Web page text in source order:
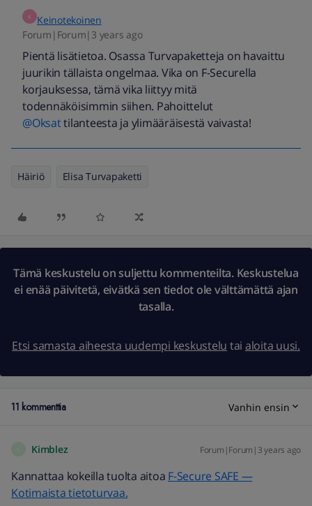
K
Keinotekoinen
Forum|Forum|3 years ago
Pientä lisätietoa. Osassa Turvapaketteja on havaittu
juurikin tällaista ongelmaa. Vika on F-Securella
korjauksessa, tämä vika liittyy mitä
todennäköisimmin siihen. Pahoittelut
@Oksattilanteesta ja ylimääräisestä vaivasta!
Häiriö Elisa Turvapaketti
Tämä keskustelu on suljettu kommenteilta. Keskustelua
ei enää päivitetä, eivätkä sen tiedot ole välttämättä ajan
tasalla.
Etsi samasta aiheesta uudempi keskustelu tai aloita uusi.
11 kommenttia Vanhin ensin
Kimblez Forum|Forum|3 years ago
Kannattaa kokeilla tuolta aitoa F-Secure SAFE —
Kotimaista tietoturvaa.